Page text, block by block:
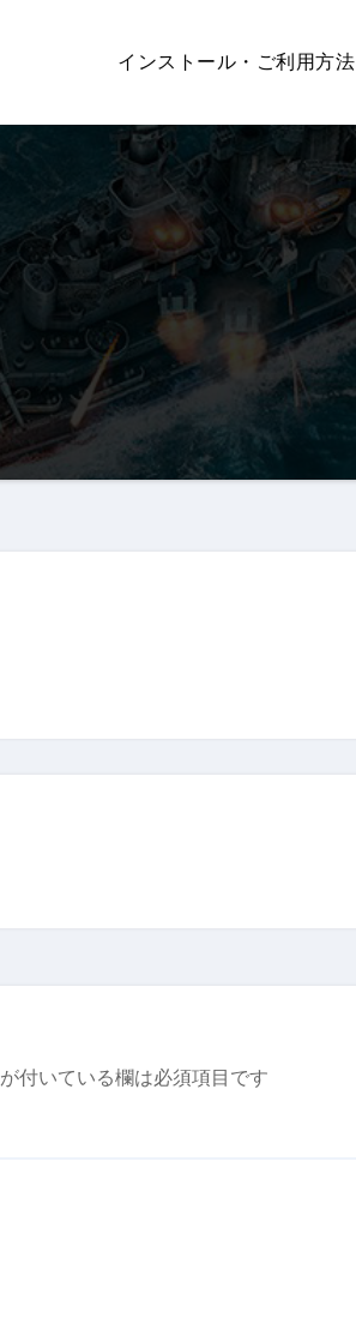
インストール・ご利用方法
が付いている欄は必須項目です